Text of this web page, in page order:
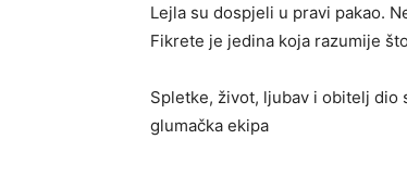
Lejla su dospjeli u pravi pakao.
Fikrete je jedina koja razumije
Spletke, život, ljubav i obitelj dio
glumačka ekipa